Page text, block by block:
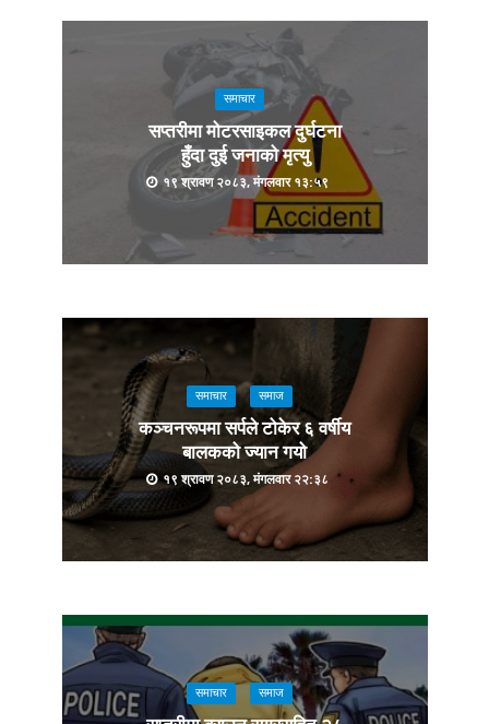
समाचार
सप्तरीमा मोटरसाइकल दुर्घटना
हुँदा दुई जनाको मृत्यु
१९ श्रावण २०८३, मंगलवार १३:५९
समाचार समाज
कञ्चनरूपमा सर्पले टोकेर ६ वर्षीय
बालकको ज्यान गयो
१९ श्रावण २०८३, मंगलवार २२:३८
समाचार समाज